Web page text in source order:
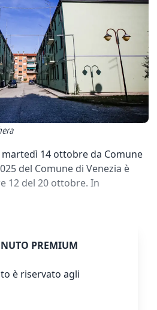
14 ottobre da Comune
del Comune di Venezia è
12 del 20 ottobre. In
PREMIUM
è riservato agli